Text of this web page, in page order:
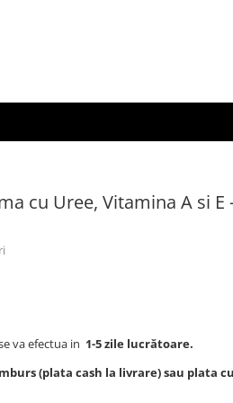
cu Uree, Vitamina A si E
va efectua in 1-5 zile lucrătoare.
(plata cash la livrare) sau plata